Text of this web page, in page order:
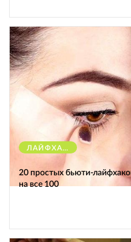
ЛАЙФХАКИ
20 простых бьюти-
на все 100